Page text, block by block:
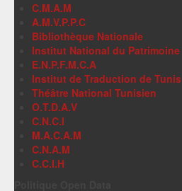
C.M.A.M
A.M.V.P.P.C
Bibliothèque Nationale
Institut National du Patrimoine
E.N.P.F.M.C.A
Institut de Traduction de Tunis
Théâtre National Tunisien
O.T.D.A.V
C.N.C.I
M.A.C.A.M
C.N.A.M
C.C.I.H